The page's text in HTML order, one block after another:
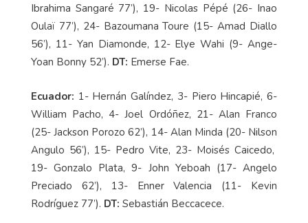
Ibrahima Sangaré 77’), 19- Nicolas Pépé (26- Inao
Oulaï 77’), 24- Bazoumana Toure (15- Amad Diallo
56’), 11- Yan Diamonde, 12- Elye Wahi (9- Ange-
Yoan Bonny 52’). DT: Emerse Fae.
Ecuador: 1- Hernán Galíndez, 3- Piero Hincapié, 6-
William Pacho, 4- Joel Ordóñez, 21- Alan Franco
(25- Jackson Porozo 62’), 14- Alan Minda (20- Nilson
Angulo 56’), 15- Pedro Vite, 23- Moisés Caicedo,
19- Gonzalo Plata, 9- John Yeboah (17- Angelo
Preciado 62’), 13- Enner Valencia (11- Kevin
Rodríguez 77’). DT: Sebastián Beccacece.